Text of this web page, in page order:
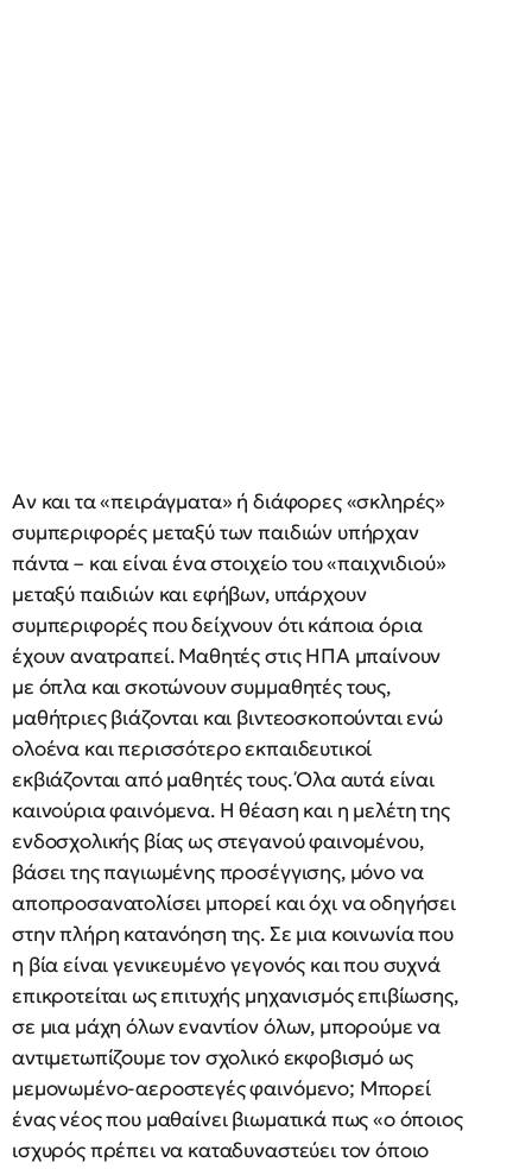
Αν και τα «πειράγματα» ή διάφορες «σκληρές»
συμπεριφορές μεταξύ των παιδιών υπήρχαν
πάντα – και είναι ένα στοιχείο του «παιχνιδιού»
μεταξύ παιδιών και εφήβων, υπάρχουν
συμπεριφορές που δείχνουν ότι κάποια όρια
έχουν ανατραπεί. Μαθητές στις ΗΠΑ μπαίνουν
με όπλα και σκοτώνουν συμμαθητές τους,
μαθήτριες βιάζονται και βιντεοσκοπούνται ενώ
ολοένα και περισσότερο εκπαιδευτικοί
εκβιάζονται από μαθητές τους. Όλα αυτά είναι
καινούρια φαινόμενα. Η θέαση και η μελέτη της
ενδοσχολικής βίας ως στεγανού φαινομένου,
βάσει της παγιωμένης προσέγγισης, μόνο να
αποπροσανατολίσει μπορεί και όχι να οδηγήσει
στην πλήρη κατανόηση της. Σε μια κοινωνία που
η βία είναι γενικευμένο γεγονός και που συχνά
επικροτείται ως επιτυχής μηχανισμός επιβίωσης,
σε μια μάχη όλων εναντίον όλων, μπορούμε να
αντιμετωπίζουμε τον σχολικό εκφοβισμό ως
μεμονωμένο-αεροστεγές φαινόμενο; Μπορεί
ένας νέος που μαθαίνει βιωματικά πως «ο όποιος
ισχυρός πρέπει να καταδυναστεύει τον όποιο